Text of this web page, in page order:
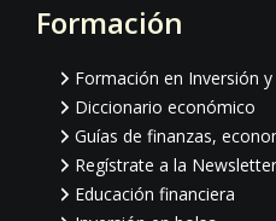
Footer
Formación
Formación en Inversión y
Diccionario económico
Guías de finanzas,
Regístrate a la Newsletter
Educación financiera